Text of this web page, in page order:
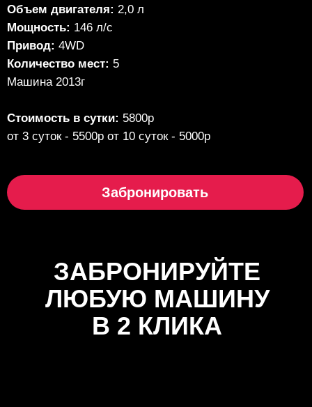
Объем двигателя: 2,0 л
Мощность: 146 л/с
Привод: 4WD
Количество мест: 5
Машина 2013г
Стоимость в сутки: 5800р
от 3 суток - 5500р от 10 суток - 5000р
Забронировать
ЗАБРОНИРУЙТЕ
ЛЮБУЮ МАШИНУ
В 2 КЛИКА